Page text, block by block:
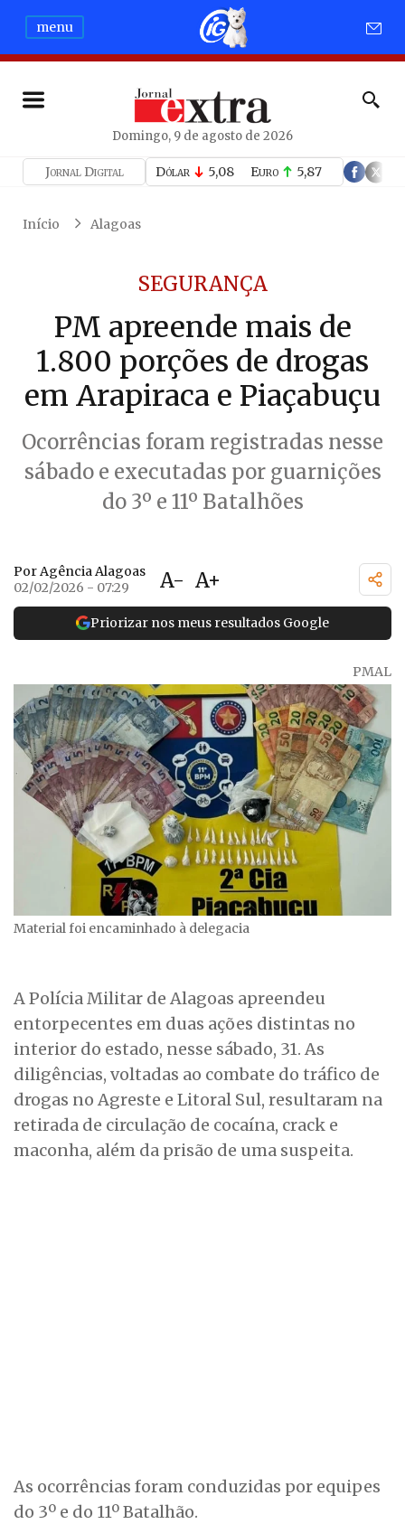
menu
Domingo, 9 de agosto de 2026
Jornal Digital Dólar 5,08 Euro 5,87
Início Alagoas
SEGURANÇA
PM apreende mais de
1.800 porções de drogas
em Arapiraca e Piaçabuçu
Ocorrências foram registradas nesse
sábado e executadas por guarnições
do 3º e 11º Batalhões
Por Agência Alagoas
02/02/2026 - 07:29
A- A+
Priorizar nos meus resultados Google
PMAL
Material foi encaminhado à delegacia
A Polícia Militar de Alagoas apreendeu
entorpecentes em duas ações distintas no
interior do estado, nesse sábado, 31. As
diligências, voltadas ao combate do tráfico de
drogas no Agreste e Litoral Sul, resultaram na
retirada de circulação de cocaína, crack e
maconha, além da prisão de uma suspeita.
As ocorrências foram conduzidas por equipes
do 3º e do 11º Batalhão.